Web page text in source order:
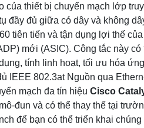
của thiết bị chuyển mạch lớp
đầy đủ giữa có dây và không
tiên tiến và tận dụng lợi thế
mới (ASIC). Công tắc này
tính linh hoạt, tối ưu hóa
IEEE 802.3at Nguồn qua
mạch đa tín hiệu Cisco
đun và có thể thay thế tại
để bạn có thể triển khai